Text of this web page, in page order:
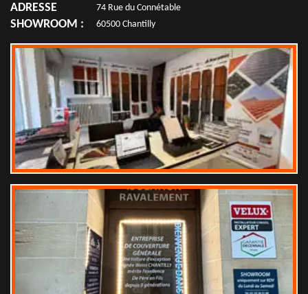
ADRESSE
SHOWROOM :
74 Rue du Connétable
60500 Chantilly